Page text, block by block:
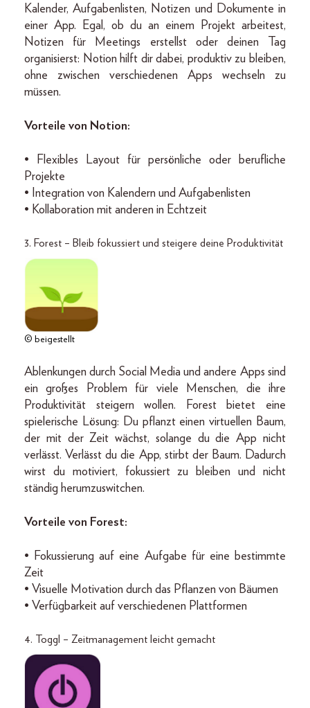
Kalender, Aufgabenlisten, Notizen und Dokumente in
einer App. Egal, ob du an einem Projekt arbeitest,
Notizen für Meetings erstellst oder deinen Tag
organisierst: Notion hilft dir dabei, produktiv zu bleiben,
ohne zwischen verschiedenen Apps wechseln zu
müssen.
Vorteile von Notion:
• Flexibles Layout für persönliche oder berufliche
Projekte
• Integration von Kalendern und Aufgabenlisten
• Kollaboration mit anderen in Echtzeit
3. Forest – Bleib fokussiert und steigere deine Produktivität
© beigestellt
Ablenkungen durch Social Media und andere Apps sind
ein großes Problem für viele Menschen, die ihre
Produktivität steigern wollen. Forest bietet eine
spielerische Lösung: Du pflanzt einen virtuellen Baum,
der mit der Zeit wächst, solange du die App nicht
verlässt. Verlässt du die App, stirbt der Baum. Dadurch
wirst du motiviert, fokussiert zu bleiben und nicht
ständig herumzuswitchen.
Vorteile von Forest:
• Fokussierung auf eine Aufgabe für eine bestimmte
Zeit
• Visuelle Motivation durch das Pflanzen von Bäumen
• Verfügbarkeit auf verschiedenen Plattformen
4. Toggl – Zeitmanagement leicht gemacht